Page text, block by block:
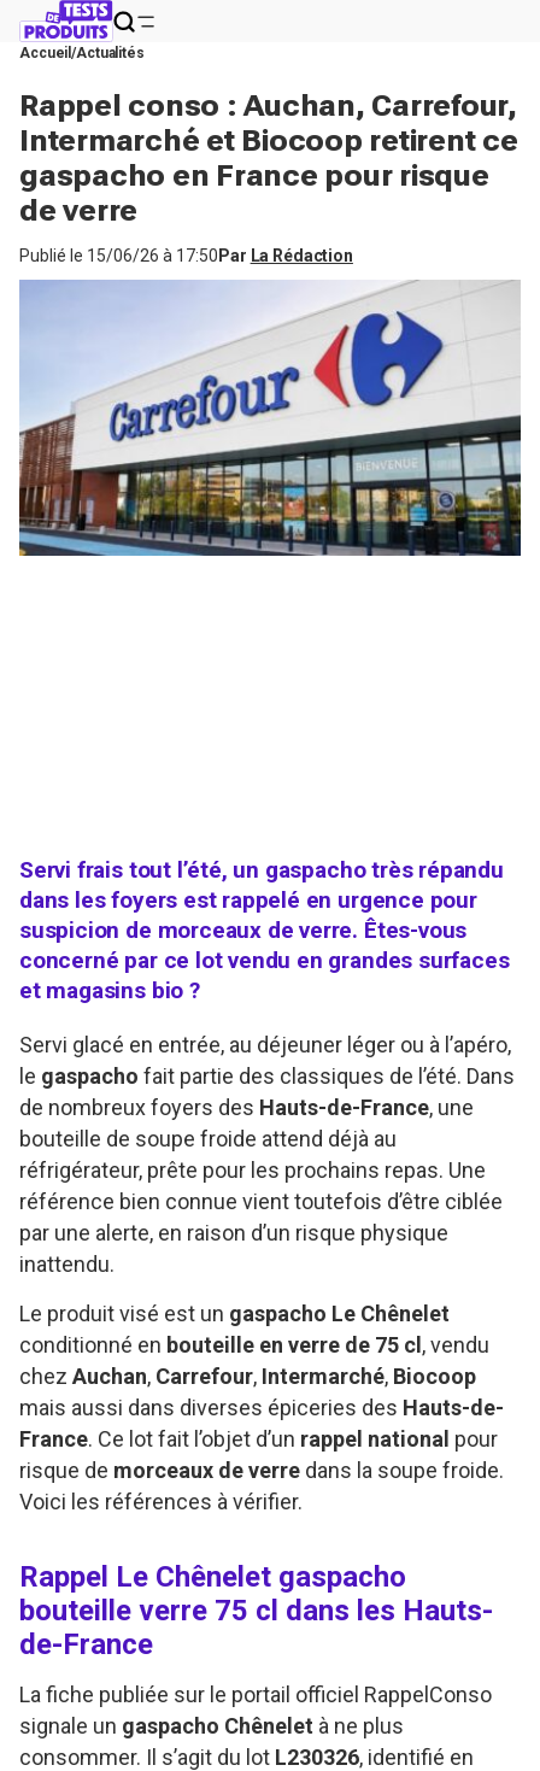
Accueil Actualités
Rappel conso : Auchan, Carrefour,
Intermarché et Biocoop retirent ce
gaspacho en France pour risque
de verre
Publié le 15/06/26 à 17:50 Par La Rédaction
Servi frais tout l’été, un gaspacho très répandu
dans les foyers est rappelé en urgence pour
suspicion de morceaux de verre. Êtes-vous
concerné par ce lot vendu en grandes surfaces
et magasins bio ?
Servi glacé en entrée, au déjeuner léger ou à l’apéro,
le gaspacho fait partie des classiques de l’été. Dans
de nombreux foyers des Hauts-de-France, une
bouteille de soupe froide attend déjà au
réfrigérateur, prête pour les prochains repas. Une
référence bien connue vient toutefois d’être ciblée
par une alerte, en raison d’un risque physique
inattendu.
Le produit visé est un gaspacho Le Chênelet
conditionné en bouteille en verre de 75 cl, vendu
chez Auchan, Carrefour, Intermarché, Biocoop
mais aussi dans diverses épiceries des Hauts-de-
France. Ce lot fait l’objet d’un rappel national pour
risque de morceaux de verre dans la soupe froide.
Voici les références à vérifier.
Rappel Le Chênelet gaspacho
bouteille verre 75 cl dans les Hauts-
de-France
La fiche publiée sur le portail officiel RappelConso
signale un gaspacho Chênelet à ne plus
consommer. Il s’agit du lot L230326, identifié en